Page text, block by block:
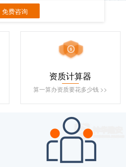
资质计算器
算一算办资质要花多少钱 >>